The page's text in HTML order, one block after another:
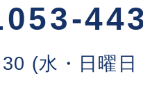
053-
(水・日曜